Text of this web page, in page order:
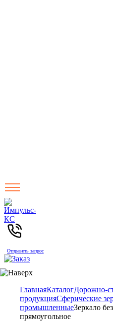
Отправить запрос
ГлавнаяКаталогДорожно-
продукцияСферические
промышленныеЗеркало
прямоугольное